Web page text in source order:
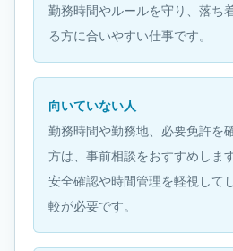
勤務時間やルールを守り、落ち
る方に合いやすい仕事です。
向いていない人
勤務時間や勤務地、必要免許を
方は、事前相談をおすすめします
安全確認や時間管理を軽視して
較が必要です。